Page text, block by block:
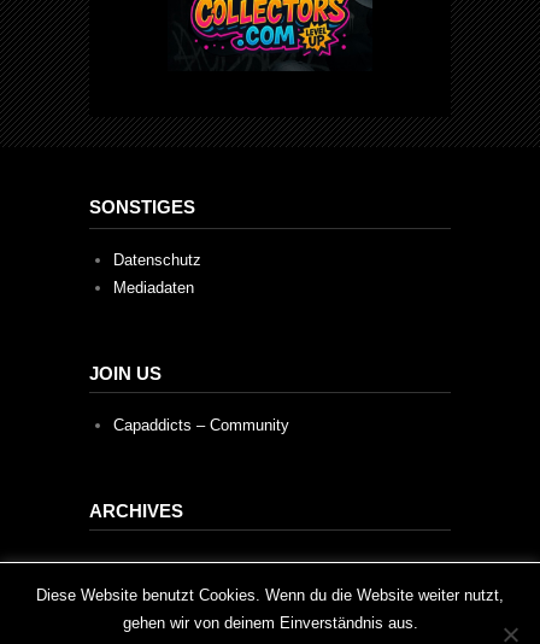
SONSTIGES
Datenschutz
Mediadaten
JOIN US
Capaddicts – Community
ARCHIVES
Archives
This website uses cookies to improve your experience. We'll
assume you're ok with this, but you can opt-out if you wish.
Diese Website benutzt Cookies. Wenn du die Website weiter nutzt,
gehen wir von deinem Einverständnis aus.